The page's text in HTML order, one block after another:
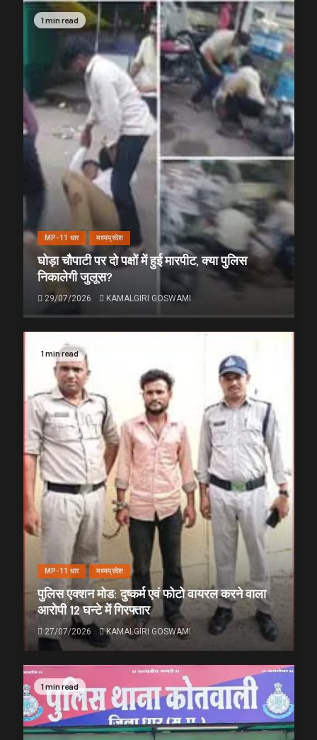
1 min read
MP-11 धार मध्यप्रदेश
घोड़ा चौपाटी पर दो पक्षों में हुई मारपीट, क्या पुलिस
निकालेगी जुलूस?
29/07/2026 KAMALGIRI GOSWAMI
1 min read
MP-11 धार मध्यप्रदेश
पुलिस एक्शन मोड: दुष्कर्म एवं फोटो वायरल करने वाला
आरोपी 12 घन्टे में गिरफ्तार
27/07/2026 KAMALGIRI GOSWAMI
1 min read